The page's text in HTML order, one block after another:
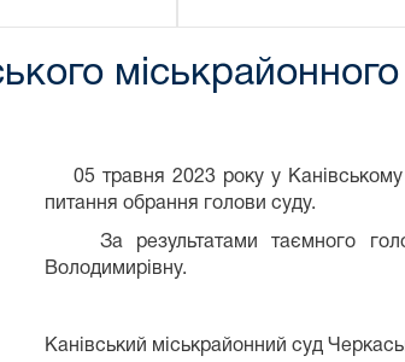
міськрайонного
05 травня 2023 року у Канівському
питання обрання голови суду.
За результатами таємного
Володимирівну.
Канівський міськрайонний суд